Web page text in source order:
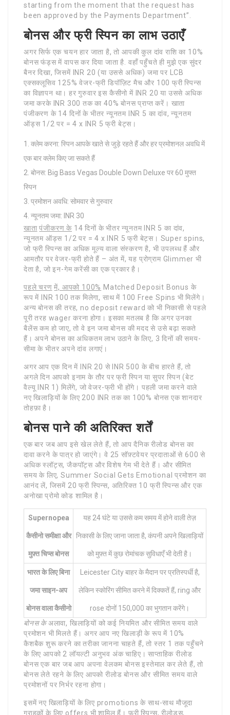
starting from the moment that the request has
been approved by the Payments Department”.
बोनस और फ्री स्पिन का लाभ उठाएँ
अगर सिर्फ एक चयन हार जाता है, तो आपकी कुल दांव राशि का 10%
बोनस फंड्स में वापस कर दिया जाता है. वहाँ पहुँचते ही मुझे एक सुंदर
बैनर दिखा, जिसमें INR 20 (या उससे अधिक) जमा पर LCB
एक्सक्लूसिव 125% वेजर-फ्री डिपॉज़िट मैच और 100 फ्री स्पिन्स
का विज्ञापन था। हर गुरुवार इस कैसीनो में INR 20 या उससे अधिक
जमा करके INR 300 तक का 40% बोनस प्राप्त करें। खाता
पंजीकरण के 14 दिनों के भीतर न्यूनतम INR 5 का दांव, न्यूनतम
ऑड्स 1/2 पर = 4 x INR 5 फ्री बेट्स।
क्लेम करना: स्पिन आपके खाते से जुड़े रहते हैं और हर प्रमोशनल अवधि में
एक बार क्लेम किए जा सकते हैं
बोनस: Big Bass Vegas Double Down Deluxe पर 60 मुफ्त
स्पिन
प्रमोशन अवधि: सोमवार से गुरुवार
न्यूनतम जमा: INR 30
खाता पंजीकरण के 14 दिनों के भीतर न्यूनतम INR 5 का दांव,
न्यूनतम ऑड्स 1/2 पर = 4 x INR 5 फ्री बेट्स। Super spins,
जो फ्री स्पिन्स का अधिक मूल्य वाला संस्करण है, भी उपलब्ध हैं और
आमतौर पर वेजर-फ्री होते हैं – अंत में, यह प्रोग्राम Glimmer भी
देता है, जो इन-गेम करेंसी का एक प्रकार है।
पहले चरण में, आपको 100% Matched Deposit Bonus के
रूप में INR 100 तक मिलेगा, साथ में 100 Free Spins भी मिलेंगे।
अन्य बोनस की तरह, no deposit reward को भी निकासी से पहले
पूरी तरह wager करना होगा। इसका मतलब है कि अगर उनका
बैलेंस कम हो जाए, तो वे इन जमा बोनस की मदद से उसे बढ़ा सकते
हैं। अपने बोनस का अधिकतम लाभ उठाने के लिए, 3 दिनों की समय-
सीमा के भीतर अपने दांव लगाएं।
अगर आप एक दिन में INR 20 से INR 500 के बीच हारते हैं, तो
अगले दिन आपको इनाम के तौर पर फ्री स्पिन या सुपर स्पिन (बेट
वैल्यू INR 1) मिलेंगे, जो वेजर-फ्री भी होंगे। पहली जमा करने वाले
नए खिलाड़ियों के लिए 200 INR तक का 100% बोनस एक शानदार
तोहफ़ा है।
बोनस पाने की अतिरिक्त शर्तें
एक बार जब आप इसे खेल लेते हैं, तो आप दैनिक रीलोड बोनस का
दावा करने के पात्र हो जाएंगे। वे 25 सॉफ़्टवेयर प्रदाताओं से 600 से
अधिक स्लॉट्स, जैकपॉट्स और विशेष गेम भी देते हैं। और सीमित
समय के लिए, Summer Social Gets Emotional प्रमोशन का
आनंद लें, जिसमें 20 फ्री स्पिन्स, अतिरिक्त 10 फ्री स्पिन्स और एक
अनोखा प्रोमो कोड शामिल है।
Supernopea
कैसीनो समीक्षा और
मुफ़्त चिप्स बोनस
यह 24 घंटे या उससे कम समय में होने वाली तेज़
निकासी के लिए जाना जाता है, कंपनी अपने खिलाड़ियों
को मुफ़्त में कुछ रोमांचक सुविधाएँ भी देती है।
भारत के लिएबिना
जमा साइन-अप
बोनस वाला कैसीनो
Leicester City बाहर के मैदान पर प्रतिस्पर्धी है,
लेकिन स्कोरिंग सीमित करने में दिक्कतें हैं, ring और
rose दोनों 150,000 का भुगतान करेंगे।
बोनस केअलावा, खिलाड़ियों को कई नियमित और सीमित समय वाले
प्रमोशन भी मिलते हैं। अगर आप नए खिलाड़ी के रूप में 10%
कैशबैक शुरू करने का तरीका जानना चाहते हैं, तो स्तर 1 तक पहुँचने
के लिए आपको 2 लॉयल्टी अनुभव अंक चाहिए। साप्ताहिक रीलोड
बोनस एक बार जब आप अपना वेलकम बोनस इस्तेमाल कर लेते हैं, तो
बोनस लेते रहने के लिए आपको रीलोड बोनस और सीमित समय वाले
प्रमोशनों पर निर्भर रहना होगा।
इसमें नए खिलाड़ियों के लिए promotions के साथ-साथ मौजूदा
ग्राहकों के लिए offers भी शामिल हैं। फ्री स्पिन्स, रीलोड्स,